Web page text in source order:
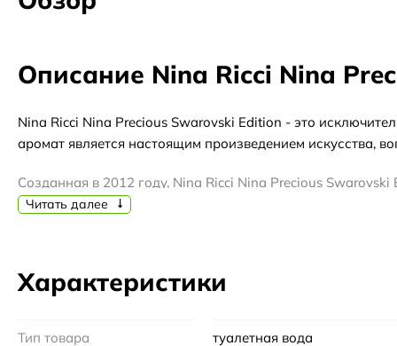
Описание Nina Ricci Nina
Nina Ricci Nina Precious Swarovski Edition - это
аромат является настоящим произведением искусства,
Созданная в 2012 году, Nina Ricci Nina Precious
использованием самых высококачественных
включают в себя мускус и сандаловое дерево, которые
Читать далее
Характеристики
Тип товара туалетная вода